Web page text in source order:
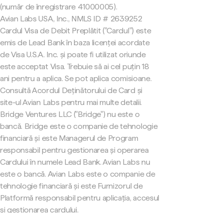
(număr de înregistrare 41000005).
Avian Labs USA, Inc., NMLS ID # 2639252
Cardul Visa de Debit Preplătit ("Cardul") este
emis de Lead Bank în baza licenței acordate
de Visa U.S.A. Inc. și poate fi utilizat oriunde
este acceptat Visa. Trebuie să ai cel puțin 18
ani pentru a aplica. Se pot aplica comisioane.
Consultă Acordul Deținătorului de Card și
site-ul Avian Labs pentru mai multe detalii.
Bridge Ventures LLC ("Bridge") nu este o
bancă. Bridge este o companie de tehnologie
financiară și este Managerul de Program
responsabil pentru gestionarea și operarea
Cardului în numele Lead Bank. Avian Labs nu
este o bancă. Avian Labs este o companie de
tehnologie financiară și este Furnizorul de
Platformă responsabil pentru aplicația, accesul
și gestionarea cardului.